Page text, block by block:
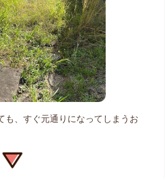
も、すぐ元通りになってしまうお